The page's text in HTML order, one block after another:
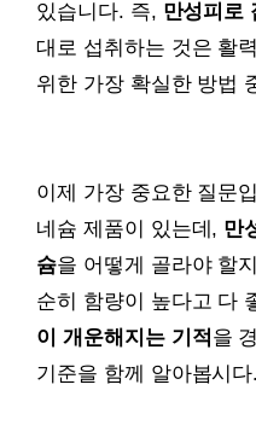
있습니다. 즉, 만성피로
대로 섭취하는 것은 활
위한 가장 확실한 방법
이제 가장 중요한 질문
네슘 제품이 있는데, 만
슘을 어떻게 골라야 할
순히 함량이 높다고 다
이 개운해지는 기적을
기준을 함께 알아봅시다.